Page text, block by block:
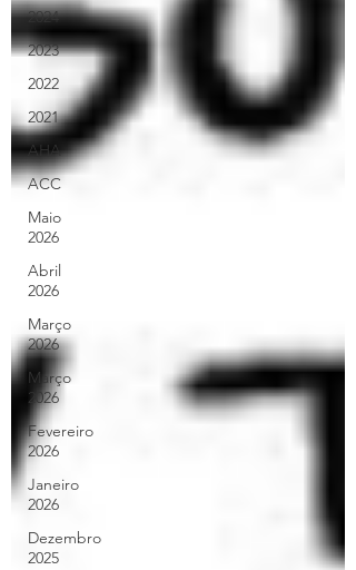
2024
2023
2022
2021
AHA
ACC
Maio
2026
Abril
2026
Março
2026
Março
2026
Fevereiro
2026
Janeiro
2026
Dezembro
2025